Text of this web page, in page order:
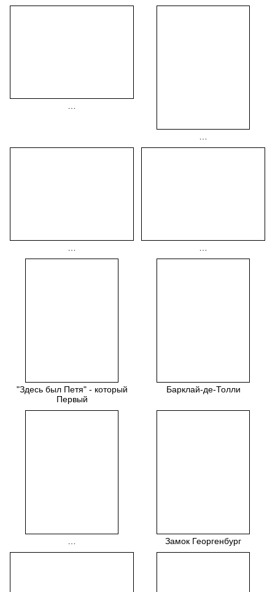
"Здесь был Петя" - который
Первый
Барклай-де-Толли
Замок Георгенбург